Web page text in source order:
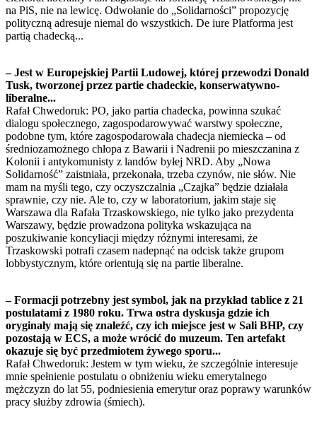
na PiS, nie na lewicę. Odwołanie do „Solidarności” propozycję
polityczną adresuje niemal do wszystkich. De iure Platforma jest
partią chadecką...
– Jest w Europejskiej Partii Ludowej, której przewodzi Donald
Tusk, tworzonej przez partie chadeckie, konserwatywno-
liberalne...
Rafał Chwedoruk: PO, jako partia chadecka, powinna szukać
dialogu społecznego, zagospodarowywać warstwy społeczne,
podobne tym, które zagospodarowała chadecja niemiecka – od
średniozamożnego chłopa z Bawarii i Nadrenii po mieszczanina z
Kolonii i antykomunisty z landów byłej NRD. Aby „Nowa
Solidarność” zaistniała, przekonała, trzeba czynów, nie słów. Nie
mam na myśli tego, czy oczyszczalnia „Czajka” będzie działała
sprawnie, czy nie. Ale to, czy w laboratorium, jakim staje się
Warszawa dla Rafała Trzaskowskiego, nie tylko jako prezydenta
Warszawy, będzie prowadzona polityka wskazująca na
poszukiwanie koncyliacji między różnymi interesami, że
Trzaskowski potrafi czasem nadepnąć na odcisk także grupom
lobbystycznym, które orientują się na partie liberalne.
– Formacji potrzebny jest symbol, jak na przykład tablice z 21
postulatami z 1980 roku. Trwa ostra dyskusja gdzie ich
oryginały mają się znaleźć, czy ich miejsce jest w Sali BHP, czy
pozostają w ECS, a może wrócić do muzeum. Ten artefakt
okazuje się być przedmiotem żywego sporu...
Rafał Chwedoruk: Jestem w tym wieku, że szczególnie interesuje
mnie spełnienie postulatu o obniżeniu wieku emerytalnego
mężczyzn do lat 55, podniesienia emerytur oraz poprawy warunków
pracy służby zdrowia (śmiech).